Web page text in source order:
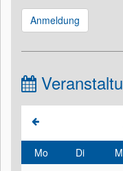
Anmeldung
Mo Di